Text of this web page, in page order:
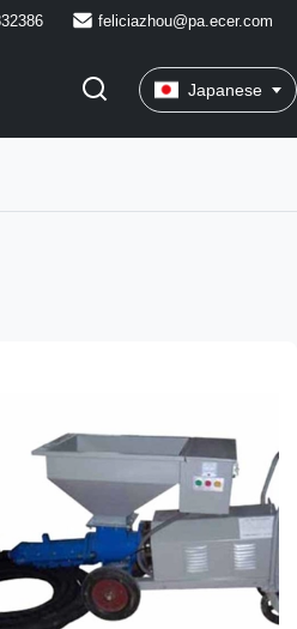
feliciazhou@pa.ecer.com
Japanese